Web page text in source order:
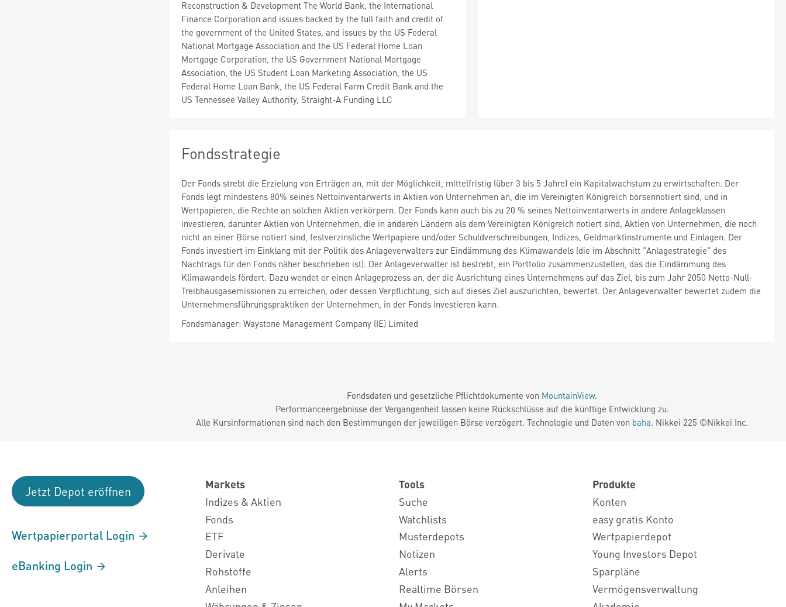
Reconstruction & Development The World Bank, the International
Finance Corporation and issues backed by the full faith and credit of
the government of the United States, and issues by the US Federal
National Mortgage Association and the US Federal Home Loan
Mortgage Corporation, the US Government National Mortgage
Association, the US Student Loan Marketing Association, the US
Federal Home Loan Bank, the US Federal Farm Credit Bank and the
US Tennessee Valley Authority, Straight-A Funding LLC
Fondsstrategie
Der Fonds strebt die Erzielung von Erträgen an, mit der Möglichkeit, mittelfristig (über 3 bis 5 Jahre) ein Kapitalwachstum zu erwirtschaften. Der
Fonds legt mindestens 80% seines Nettoinventarwerts in Aktien von Unternehmen an, die im Vereinigten Königreich börsennotiert sind, und in
Wertpapieren, die Rechte an solchen Aktien verkörpern. Der Fonds kann auch bis zu 20 % seines Nettoinventarwerts in andere Anlageklassen
investieren, darunter Aktien von Unternehmen, die in anderen Ländern als dem Vereinigten Königreich notiert sind, Aktien von Unternehmen, die noch
nicht an einer Börse notiert sind, festverzinsliche Wertpapiere und/oder Schuldverschreibungen, Indizes, Geldmarktinstrumente und Einlagen. Der
Fonds investiert im Einklang mit der Politik des Anlageverwalters zur Eindämmung des Klimawandels (die im Abschnitt "Anlagestrategie" des
Nachtrags für den Fonds näher beschrieben ist). Der Anlageverwalter ist bestrebt, ein Portfolio zusammenzustellen, das die Eindämmung des
Klimawandels fördert. Dazu wendet er einen Anlageprozess an, der die Ausrichtung eines Unternehmens auf das Ziel, bis zum Jahr 2050 Netto-Null-
Treibhausgasemissionen zu erreichen, oder dessen Verpflichtung, sich auf dieses Ziel auszurichten, bewertet. Der Anlageverwalter bewertet zudem die
Unternehmensführungspraktiken der Unternehmen, in der Fonds investieren kann.
Fondsmanager: Waystone Management Company (IE) Limited
Fondsdaten und gesetzliche Pflichtdokumente von MountainView.
Performanceergebnisse der Vergangenheit lassen keine Rückschlüsse auf die künftige Entwicklung zu.
Alle Kursinformationen sind nach den Bestimmungen der jeweiligen Börse verzögert. Technologie und Daten von baha. Nikkei 225 ©Nikkei Inc.
Jetzt Depot eröffnen
Wertpapierportal Login
eBanking Login
Markets
Indizes & Aktien
Fonds
ETF
Derivate
Rohstoffe
Anleihen
Tools
Suche
Watchlists
Musterdepots
Notizen
Alerts
Realtime Börsen
Produkte
Konten
easy gratis Konto
Wertpapierdepot
Young Investors Depot
Sparpläne
Vermögensverwaltung